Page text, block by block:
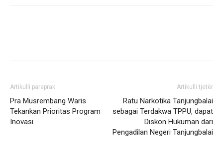
Artikulli paraprak
Pra Musrembang Waris
Tekankan Prioritas Program
Inovasi
Artikulli tjetër
Ratu Narkotika Tanjungbalai
sebagai Terdakwa TPPU, dapat
Diskon Hukuman dari
Pengadilan Negeri Tanjungbalai